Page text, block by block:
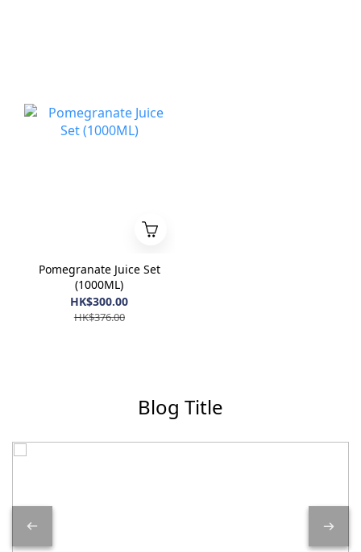
Pomegranate Juice Set
(1000ML)
HK$300.00
HK$376.00
Blog Title